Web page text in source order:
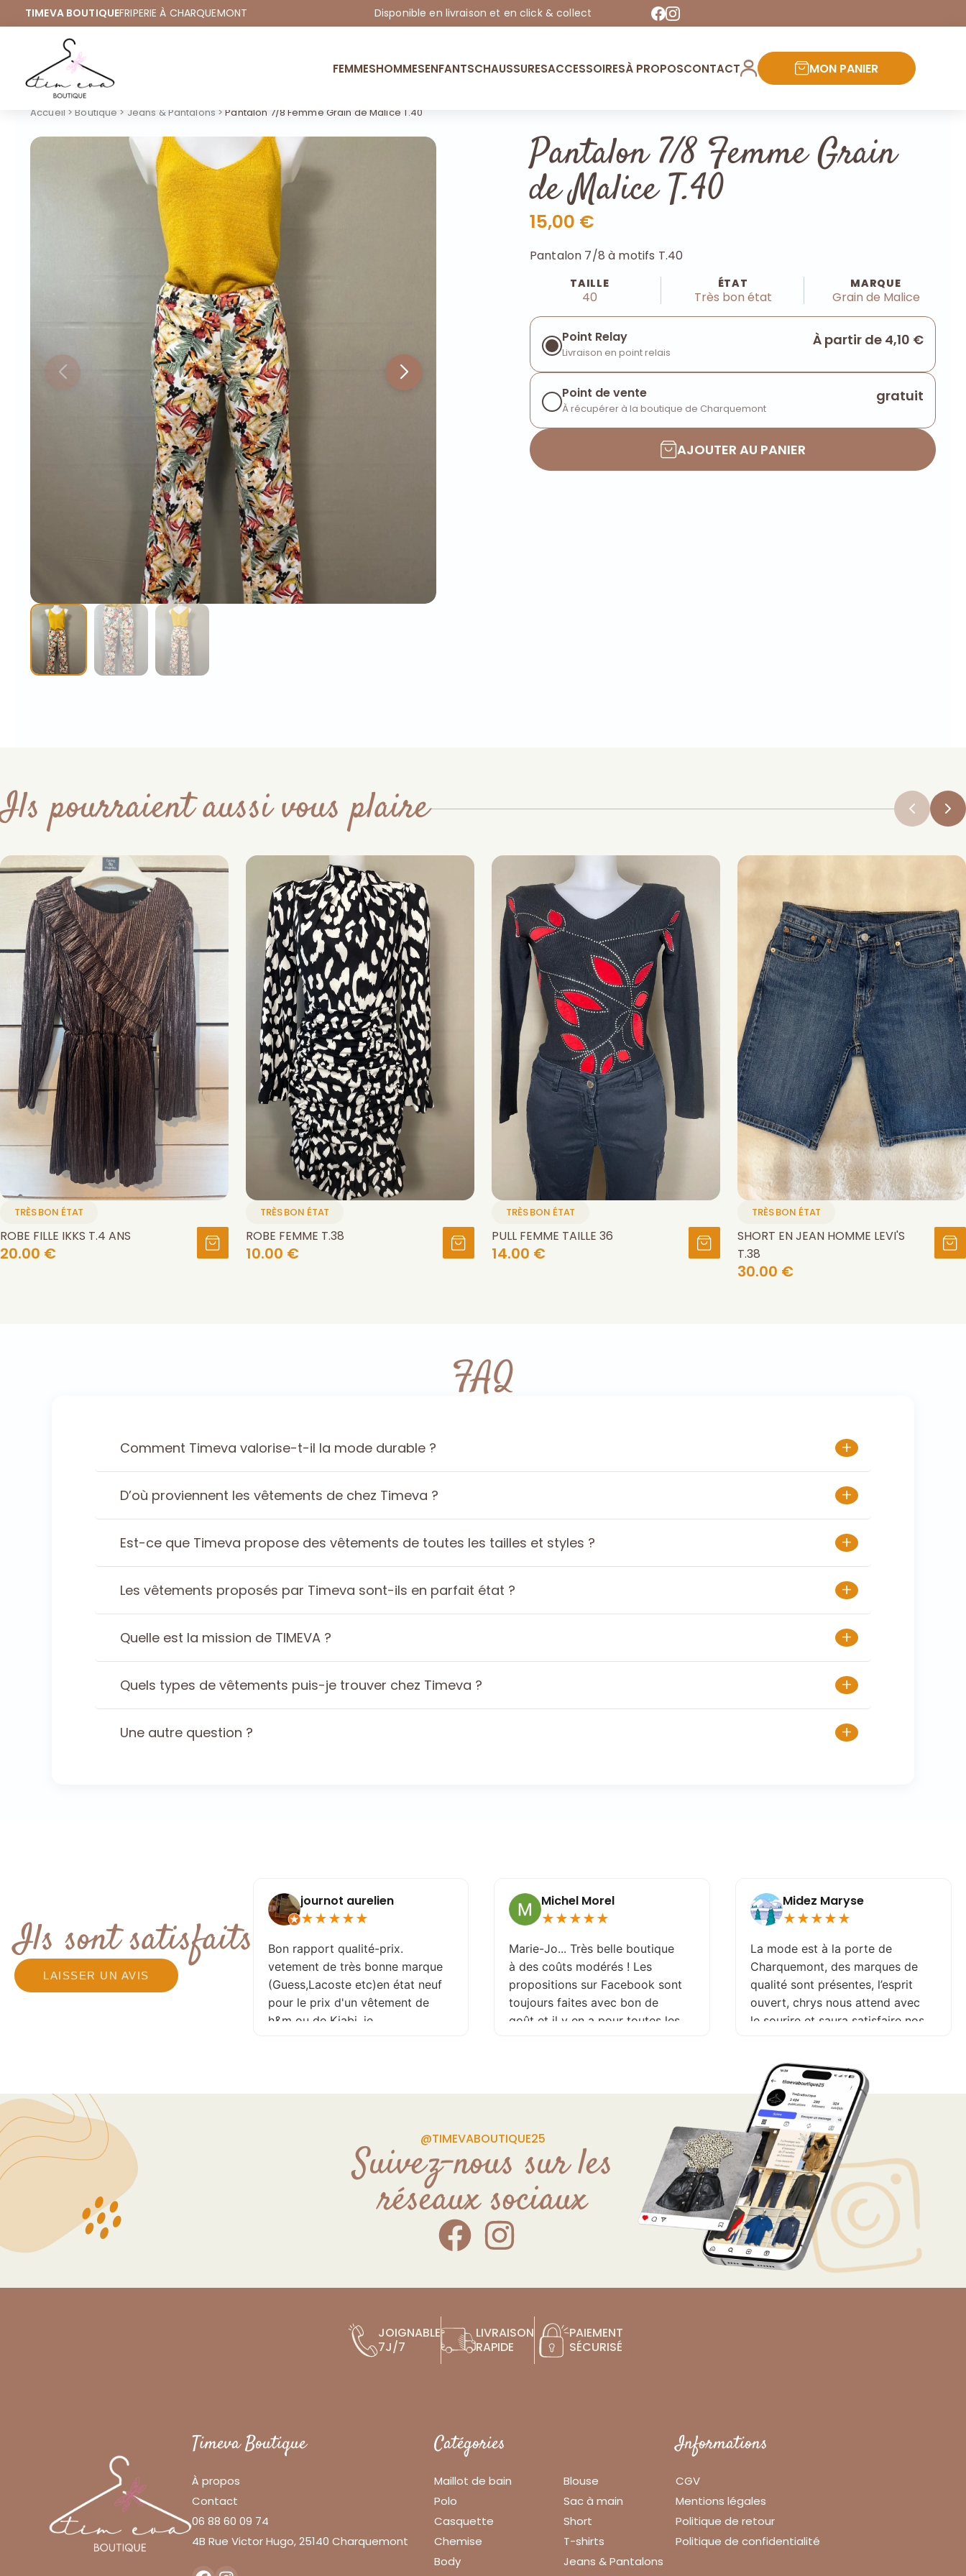
TIMEVA BOUTIQUEFRIPERIE À CHARQUEMONT Disponible en livraison et en click & collect
FEMMESHOMMESENFANTSCHAUSSURESACCESSOIRESÀ PROPOSCONTACT MON PANIER
Accueil >Boutique > Jeans & Pantalons >Pantalon 7/8 Femme Grain de Malice T.40
Pantalon 7/8 Femme Grain
de Malice T.40
15,00 €
Pantalon 7/8 à motifs T.40
TAILLE
40
ÉTAT
Très bon état
MARQUE
Grain de Malice
Point Relay
Livraison en point relais
À partir de 4,10 €
Point de vente
À récupérer à la boutique de Charquemont
gratuit
AJOUTER AU PANIER
Ils pourraient aussi vous plaire
TRÈS BON ÉTAT
ROBE FILLE IKKS T.4 ANS
20.00 €
TRÈS BON ÉTAT
ROBE FEMME T.38
10.00 €
TRÈS BON ÉTAT
PULL FEMME TAILLE 36
14.00 €
TRÈS BON ÉTAT
SHORT EN JEAN HOMME LEVI'S
T.38
30.00 €
FAQ
Comment Timeva valorise-t-il la mode durable ? +
D’où proviennent les vêtements de chez Timeva ? +
Est-ce que Timeva propose des vêtements de toutes les tailles et styles ? +
Les vêtements proposés par Timeva sont-ils en parfait état ? +
Quelle est la mission de TIMEVA ? +
Quels types de vêtements puis-je trouver chez Timeva ? +
Une autre question ? +
Ils sont satisfaits
LAISSER UN AVIS
Je recommande ! , que de
belles choses à petits prix ! ,
journot aurelien
★★★★★
Bon rapport qualité-prix.
vetement de très bonne marque
(Guess,Lacoste etc)en état neuf
pour le prix d'un vêtement de
h&m ou de Kiabi .je
aucune pépite. de plus la
allé y sans craintes
Michel Morel
★★★★★
Marie-Jo... Très belle boutique
à des coûts modérés ! Les
propositions sur Facebook sont
toujours faites avec bon de
goût et il y en a pour toutes les
Midez Maryse
★★★★★
La mode est à la porte de
Charquemont, des marques de
qualité sont présentes, l’esprit
ouvert, chrys nous attend avec
le sourire et saura satisfaire nos
déçue. A très bientôt
@TIMEVABOUTIQUE25
Suivez-nous sur les
réseaux sociaux
JOIGNABLE
7J/7
LIVRAISON
RAPIDE
PAIEMENT
SÉCURISÉ
Timeva Boutique
À propos
Contact
06 88 60 09 74
4B Rue Victor Hugo, 25140 Charquemont
Catégories
Maillot de bain
Polo
Casquette
Chemise
Body
Blouse
Sac à main
Short
T-shirts
Jeans & Pantalons
Informations
CGV
Mentions légales
Politique de retour
Politique de confidentialité